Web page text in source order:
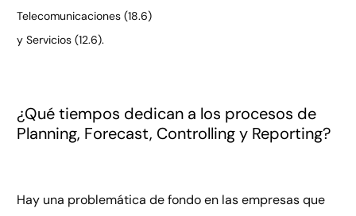
Telecomunicaciones (18.6)
y Servicios (12.6).
¿Qué tiempos dedican a los procesos de
Planning, Forecast, Controlling y Reporting?
Hay una problemática de fondo en las empresas que